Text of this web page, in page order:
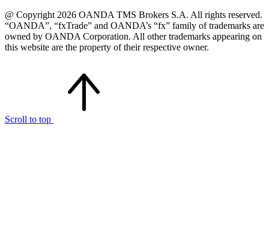
@ Copyright 2026 OANDA TMS Brokers S.A. All rights reserved.
“OANDA”, “fxTrade” and OANDA’s “fx” family of trademarks are
owned by OANDA Corporation. All other trademarks appearing on
this website are the property of their respective owner.
Scroll to top